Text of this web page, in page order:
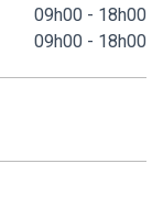
09h00 - 18h00
09h00 - 18h00